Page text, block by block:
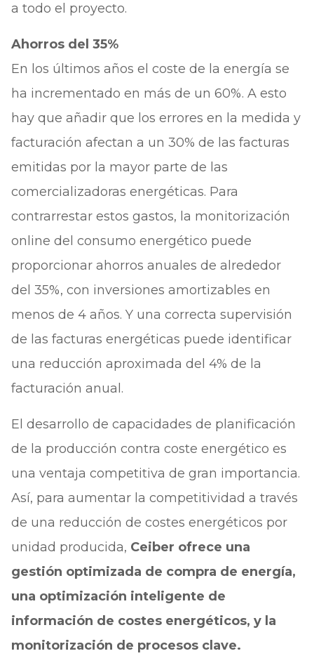
a todo el proyecto.
Ahorros del 35%
En los últimos años el coste de la energía se
ha incrementado en más de un 60%. A esto
hay que añadir que los errores en la medida y
facturación afectan a un 30% de las facturas
emitidas por la mayor parte de las
comercializadoras energéticas. Para
contrarrestar estos gastos, la monitorización
online del consumo energético puede
proporcionar ahorros anuales de alrededor
del 35%, con inversiones amortizables en
menos de 4 años. Y una correcta supervisión
de las facturas energéticas puede identificar
una reducción aproximada del 4% de la
facturación anual.
El desarrollo de capacidades de planificación
de la producción contra coste energético es
una ventaja competitiva de gran importancia.
Así, para aumentar la competitividad a través
de una reducción de costes energéticos por
unidad producida, Ceiber ofrece una
gestión optimizada de compra de energía,
una optimización inteligente de
información de costes energéticos, y la
monitorización de procesos clave.